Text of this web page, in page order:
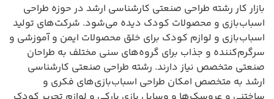
بازار کار رشته طراحی صنعتی کارشناسی ارشد در حوزه طراحی
اسباب‌بازی و محصولات کودک دیده می‌شود. شرکت‌های تولید
اسباب‌بازی و لوازم کودک برای خلق محصولات ایمن و آموزشی و
سرگرم‌کننده و جذاب برای گروه‌های سنی مختلف به طراحان
صنعتی متخصص نیاز دارند. رشته طراحی صنعتی کارشناسی
ارشد به متخصص امکان طراحی اسباب‌بازی‌های فکری و